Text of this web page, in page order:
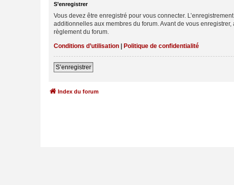
S’enregistrer
Vous devez être enregistré pour vous connecter.
additionnelles aux membres du forum. Avant de vous
règlement du forum.
Conditions d’utilisation | Politique de confidentialité
S’enregistrer
Index du forum